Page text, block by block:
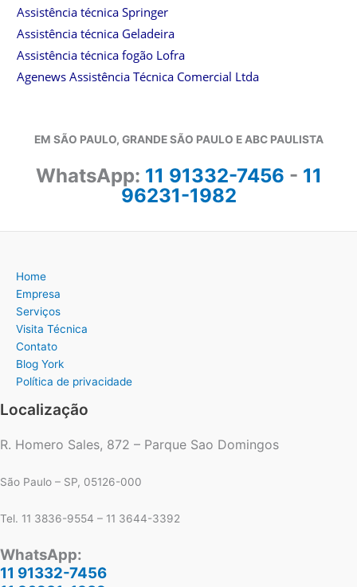
Assistência técnica Springer
Assistência técnica Geladeira
Assistência técnica fogão Lofra
Agenews Assistência Técnica Comercial Ltda
EM SÃO PAULO, GRANDE SÃO PAULO E ABC PAULISTA
WhatsApp: 11 91332-7456 - 11
96231-1982
Home
Empresa
Serviços
Visita Técnica
Contato
Blog York
Política de privacidade
Localização
R. Homero Sales, 872 – Parque Sao Domingos
São Paulo – SP, 05126-000
Tel. 11 3836-9554 – 11 3644-3392
WhatsApp:
11 91332-7456